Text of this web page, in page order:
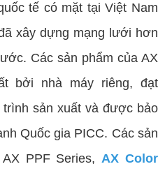
tế có mặt tại Việt Nam
xây dựng mạng lưới hơn
Các sản phẩm của AX
bởi nhà máy riêng, đạt
sản xuất và được bảo
Quốc gia PICC. Các sản
AX PPF Series,AX Color